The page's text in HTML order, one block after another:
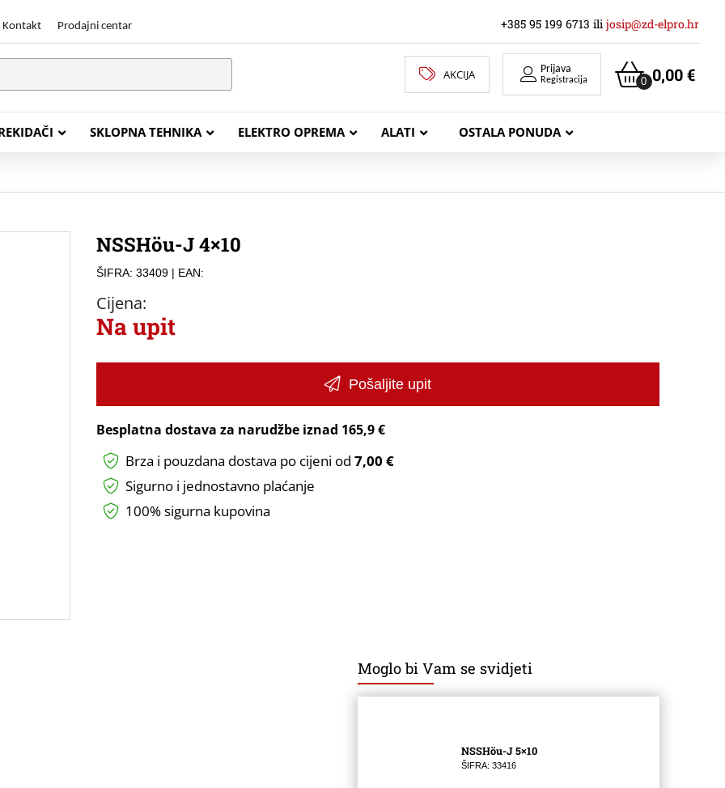
Kontakt Prodajni centar +385 95 199 6713 ili josip@zd-elpro.hr
AKCIJA Prijava
Registracija 0,00€
0
SKLOPNA TEHNIKA ELEKTRO OPREMA ALATI OSTALA PONUDA
KABELI
NSSHöu-J 4×10
ŠIFRA: 33409| EAN:
Cijena:
Na upit
Pošaljite upit
Besplatna dostava za narudžbe iznad 165,9 €
Brza i pouzdana dostava po cijeni od 7,00 €
Sigurno i jednostavno plaćanje
100% sigurna kupovina
Moglo bi Vam se svidjeti
NSSHöu-J 5×10
ŠIFRA: 33416